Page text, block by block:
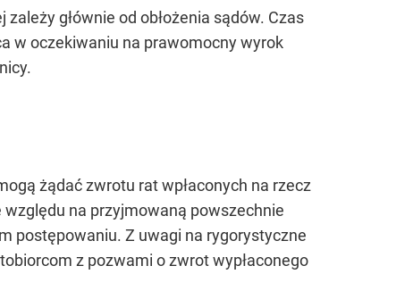
głównie od obłożenia sądów. Czas
w oczekiwaniu na prawomocny wyrok
żądać zwrotu rat wpłaconych na rzecz
względu na przyjmowaną powszechnie
postępowaniu. Z uwagi na rygorystyczne
z pozwami o zwrot wypłaconego